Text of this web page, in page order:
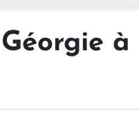
à